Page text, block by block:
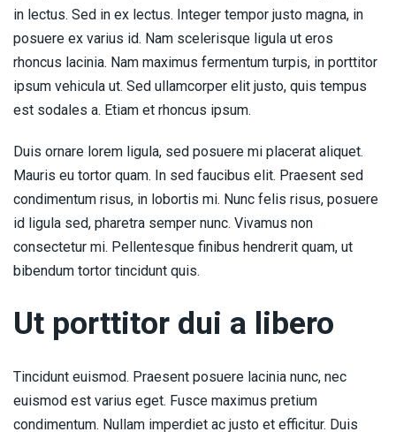
in lectus. Sed in ex lectus. Integer tempor justo magna, in
posuere ex varius id. Nam scelerisque ligula ut eros
rhoncus lacinia. Nam maximus fermentum turpis, in porttitor
ipsum vehicula ut. Sed ullamcorper elit justo, quis tempus
est sodales a. Etiam et rhoncus ipsum.
Duis ornare lorem ligula, sed posuere mi placerat aliquet.
Mauris eu tortor quam. In sed faucibus elit. Praesent sed
condimentum risus, in lobortis mi. Nunc felis risus, posuere
id ligula sed, pharetra semper nunc. Vivamus non
consectetur mi. Pellentesque finibus hendrerit quam, ut
bibendum tortor tincidunt quis.
Ut porttitor dui a libero
Tincidunt euismod. Praesent posuere lacinia nunc, nec
euismod est varius eget. Fusce maximus pretium
condimentum. Nullam imperdiet ac justo et efficitur. Duis